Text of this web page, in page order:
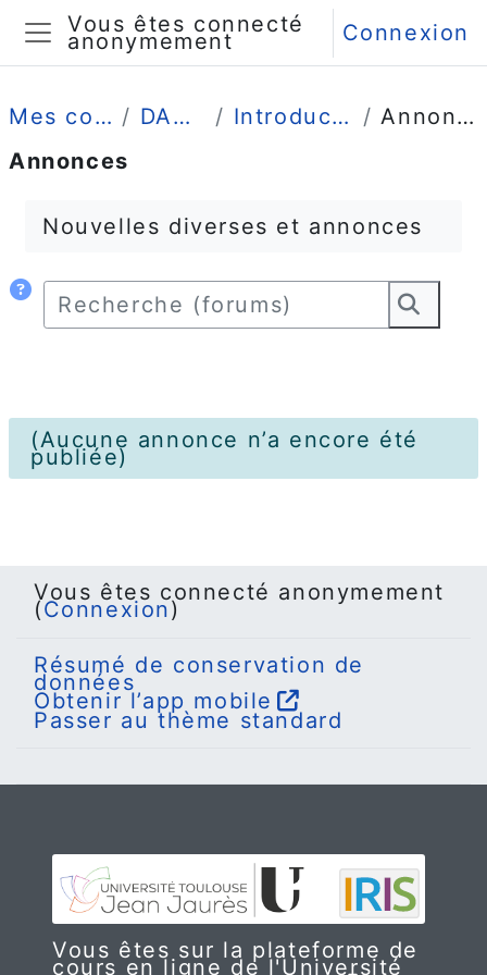
Passer au contenu principal
Panneau latéral
Vous êtes connecté
anonymement Connexion
Mes cours DANTE Introduction
Annonces
Annonces
Nouvelles diverses et annonces
Recherche (forums)
(Aucune annonce n’a encore été
publiée)
Vous êtes connecté anonymement
(Connexion)
Résumé de conservation de
données
Obtenir l’app mobile
Passer au thème standard
Vous êtes sur la plateforme de
cours en ligne de l'Université